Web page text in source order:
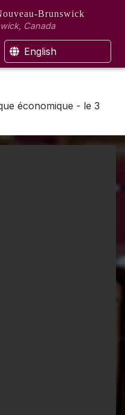
Brunswick
Canada
English
économique - le 3